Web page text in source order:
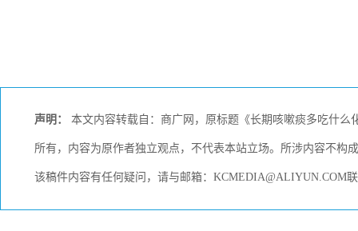
声明： 本文内容转载自：商广网，原标题《长期咳嗽痰多吃什么
所有，内容为原作者独立观点，不代表本站立场。所涉内容不构
该稿件内容有任何疑问，请与邮箱：KCMEDIA@ALIYUN.COM